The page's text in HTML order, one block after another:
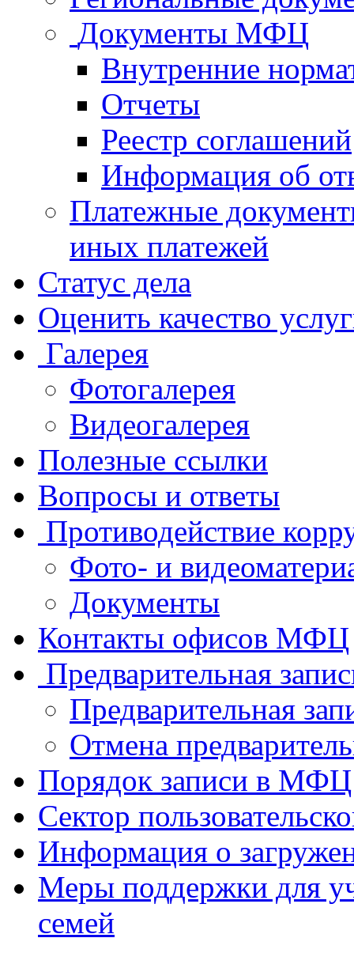
Документы МФЦ
Внутренние
Отчеты
Реестр соглашений
Информация об
Платежные
иных платежей
Статус дела
Оценить качество
Галерея
Фотогалерея
Видеогалерея
Полезные ссылки
Вопросы и ответы
Противодействие
Фото- и
Документы
Контакты офисов МФЦ
Предварительная
Предварительная
Отмена
Порядок записи в МФЦ
Сектор
Информация о
Меры поддержки для
семей